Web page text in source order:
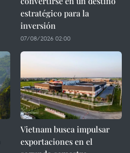
estratégico para la
inversión
07/08/2026 02:00
Vietnam busca impulsar
exportaciones en el